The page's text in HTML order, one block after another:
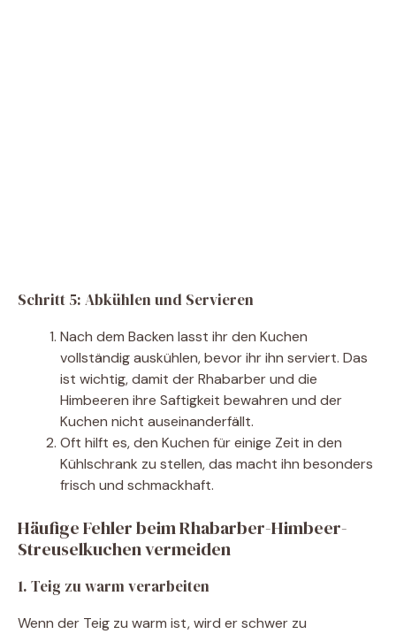
Schritt 5: Abkühlen und Servieren
Nach dem Backen lasst ihr den Kuchen
vollständig auskühlen, bevor ihr ihn serviert. Das
ist wichtig, damit der Rhabarber und die
Himbeeren ihre Saftigkeit bewahren und der
Kuchen nicht auseinanderfällt.
Oft hilft es, den Kuchen für einige Zeit in den
Kühlschrank zu stellen, das macht ihn besonders
frisch und schmackhaft.
Häufige Fehler beim Rhabarber-Himbeer-
Streuselkuchen vermeiden
1. Teig zu warm verarbeiten
Wenn der Teig zu warm ist, wird er schwer zu